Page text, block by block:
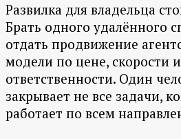
Развилка для владельца
Брать одного удалённого
отдать продвижение
модели по цене, скорости
ответственности. Один
закрывает не все задачи,
работает по всем